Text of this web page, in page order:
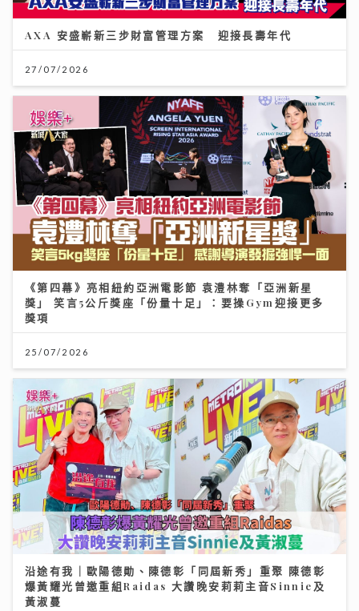
AXA 安盛嶄新三步財富管理方案 迎接長壽年代
27/07/2026
《第四幕》亮相紐約亞洲電影節 袁澧林奪「亞洲新星
獎」 笑言5公斤獎座「份量十足」：要操Gym迎接更多
獎項
25/07/2026
沿途有我｜歐陽德勛、陳德彰「同屆新秀」重聚 陳德彰
爆黃耀光曾邀重組Raidas 大讚晚安莉莉主音Sinnie及
黃淑蔓